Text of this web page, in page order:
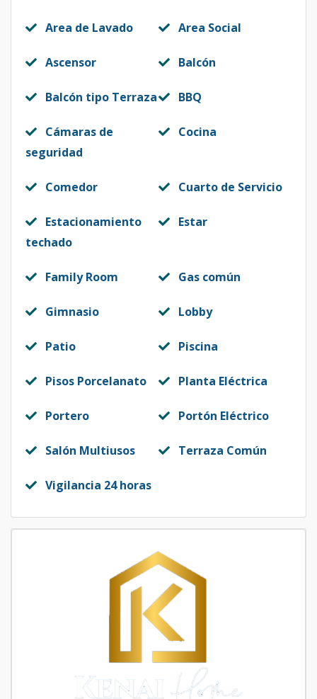
Area de Lavado Area Social
Ascensor Balcón
Balcón tipo Terraza BBQ
Cámaras de
seguridad
Cocina
Comedor Cuarto de Servicio
Estacionamiento
techado
Estar
Family Room Gas común
Gimnasio Lobby
Patio Piscina
Pisos Porcelanato Planta Eléctrica
Portero Portón Eléctrico
Salón Multiusos Terraza Común
Vigilancia 24 horas